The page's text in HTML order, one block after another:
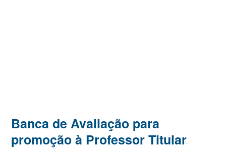
Banca de Avaliação para
promoção à Professor Titular